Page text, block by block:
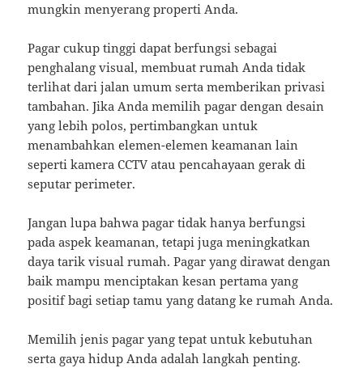
mungkin menyerang properti Anda.
Pagar cukup tinggi dapat berfungsi sebagai
penghalang visual, membuat rumah Anda tidak
terlihat dari jalan umum serta memberikan privasi
tambahan. Jika Anda memilih pagar dengan desain
yang lebih polos, pertimbangkan untuk
menambahkan elemen-elemen keamanan lain
seperti kamera CCTV atau pencahayaan gerak di
seputar perimeter.
Jangan lupa bahwa pagar tidak hanya berfungsi
pada aspek keamanan, tetapi juga meningkatkan
daya tarik visual rumah. Pagar yang dirawat dengan
baik mampu menciptakan kesan pertama yang
positif bagi setiap tamu yang datang ke rumah Anda.
Memilih jenis pagar yang tepat untuk kebutuhan
serta gaya hidup Anda adalah langkah penting.